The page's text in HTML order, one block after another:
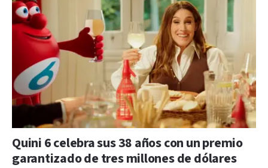
Quini 6 celebra sus 38 años con un premio
garantizado de tres millones de dólares